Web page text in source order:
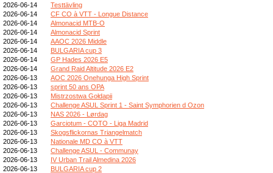
2026-06-14
Testtävling
2026-06-14
CF CO à VTT - Longue Distance
2026-06-14
Almonacid MTB-O
2026-06-14
Almonacid Sprint
2026-06-14
AAOC 2026 Middle
2026-06-14
BULGARIA cup 3
2026-06-14
GP Hades 2026 E5
2026-06-14
Grand Raid Altitude 2026 E2
2026-06-13
AOC 2026 Onehunga High Sprint
2026-06-13
sprint 50 ans OPA
2026-06-13
Mistrzostwa Gołdapii
2026-06-13
Challenge ASUL Sprint 1 - Saint Symphorien d Ozon
2026-06-13
NAS 2026 - Lørdag
2026-06-13
Garciotum - COTO - Liga Madrid
2026-06-13
Skogsflickornas Triangelmatch
2026-06-13
Nationale MD CO à VTT
2026-06-13
Challenge ASUL - Communay
2026-06-13
IV Urban Trail Almedina 2026
2026-06-13
BULGARIA cup 2